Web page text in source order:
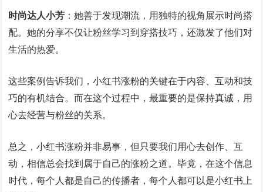
时尚达人小芳 ：她善于发现潮流，用独特的视角展示时尚搭
配。她的分享不仅让粉丝学习到穿搭技巧，还激发了他们对
生活的热爱。
这些案例告诉我们，小红书涨粉的关键在于内容、互动和技
巧的有机结合。而在这个过程中，最重要的是保持真诚，用
心去经营与粉丝的关系。
总之，小红书涨粉并非易事，但只要我们用心去创作、互
动，相信总会找到属于自己的涨粉之道。毕竟，在这个信息
时代，每个人都是自己的传播者，每个人都可以是小红书上